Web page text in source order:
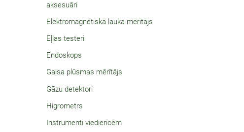
aksesuāri
Elektromagnētiskā lauka mērītājs
Eļļas testeri
Endoskops
Gaisa plūsmas mērītājs
Gāzu detektori
Higrometrs
Instrumenti viedierīcēm